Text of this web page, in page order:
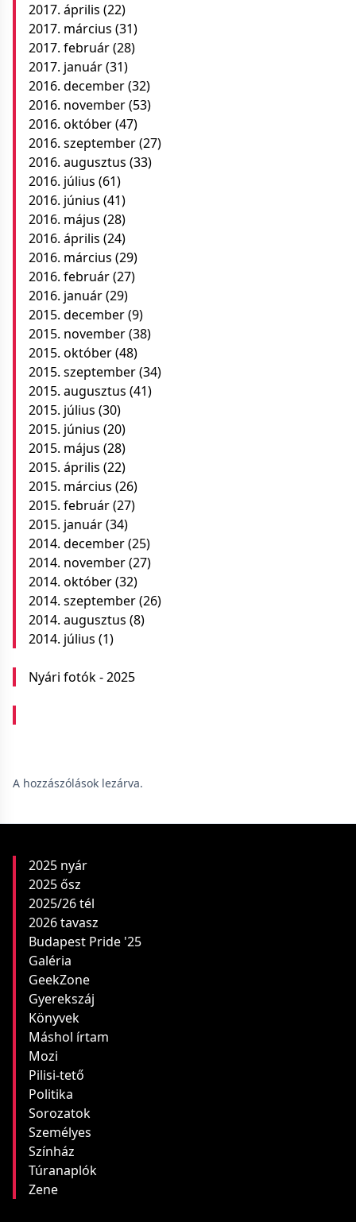
2017. április (22)
2017. március (31)
2017. február(28)
2017. január(31)
2016. december(32)
2016. november(53)
2016. október(47)
2016. szeptember(27)
2016. augusztus (33)
2016. július (61)
2016. június (41)
2016. május (28)
2016. április (24)
2016. március (29)
2016. február(27)
2016. január(29)
2015. december(9)
2015. november(38)
2015. október(48)
2015. szeptember(34)
2015. augusztus (41)
2015. július (30)
2015. június (20)
2015. május (28)
2015. április (22)
2015. március (26)
2015. február(27)
2015. január(34)
2014. december(25)
2014. november(27)
2014. október(32)
2014. szeptember(26)
2014. augusztus (8)
2014. július (1)
Nyári fotók - 2025
A hozzászólások lezárva.
2025 nyár
2025 ősz
2025/26 tél
2026 tavasz
Budapest Pride '25
Galéria
GeekZone
Gyerekszáj
Könyvek
Máshol írtam
Mozi
Pilisi-tető
Politika
Sorozatok
Személyes
Színház
Túranaplók
Zene